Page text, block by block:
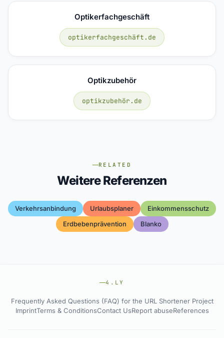
Optikerfachgeschäft
optikerfachgeschäft.de
Optikzubehör
optikzubehör.de
RELATED
Weitere Referenzen
Verkehrsanbindung Urlaubsplaner
Einkommensschutz
Erdbebenprävention
Blanko
4.LY
Frequently Asked Questions (FAQ) for the URL Shortener Project
ImprintTerms & ConditionsContact UsReport abuseReferences